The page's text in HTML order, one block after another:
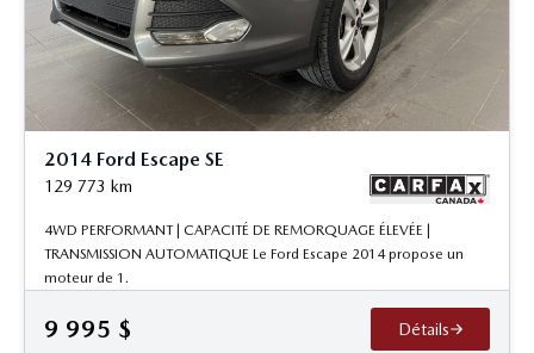
2014 Ford Escape SE
129 773 km
4WD PERFORMANT | CAPACITÉ DE REMORQUAGE ÉLEVÉE |
TRANSMISSION AUTOMATIQUE Le Ford Escape 2014 propose un
moteur de 1.
9 995 $ Détails